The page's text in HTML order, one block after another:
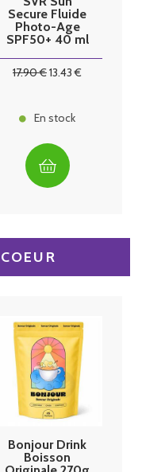
Secure Fluide
Photo-Age
SPF50+ 40 ml
17.90€13.43 €
En stock
Bonjour Drink
Boisson